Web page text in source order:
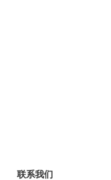
联系我们